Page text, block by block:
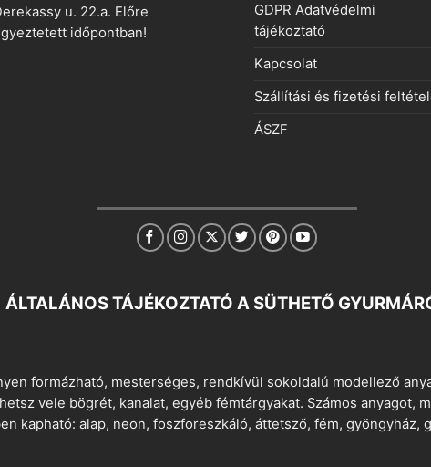
u. 22.a. Előre
időpontban!
GDPR Adatvédelmi
tájékoztató
Kapcsolat
Szállítási és fizetési
ÁSZF
ÁLTALÁNOS TÁJÉKOZTATÓ A SÜTHETŐ
formázható, mesterséges, rendkívül sokoldalú modellező
vele bögrét, kanalat, egyéb fémtárgyakat. Számos anyagot,
kapható: alap, neon, foszforeszkáló, áttetsző, fém, gyöngyház,